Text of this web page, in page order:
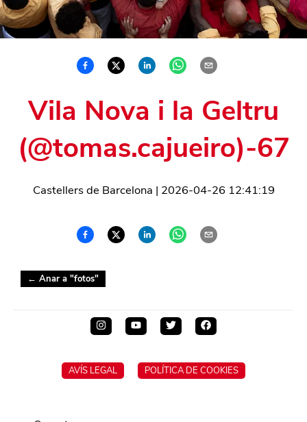
Vila Nova i la Geltru
(@tomas.cajueiro)-67
Castellers de Barcelona | 2026-04-26 12:41:19
← Anar a "fotos"
AVÍS LEGAL POLÍTICA DE COOKIES